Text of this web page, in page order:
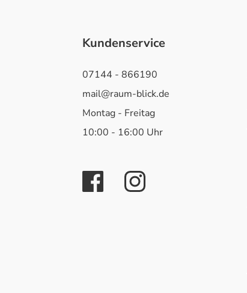
Kundenservice
07144 - 866190
mail@raum-blick.de
Montag - Freitag
10:00 - 16:00 Uhr